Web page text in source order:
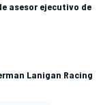
asesor ejecutivo de
Lanigan Racing